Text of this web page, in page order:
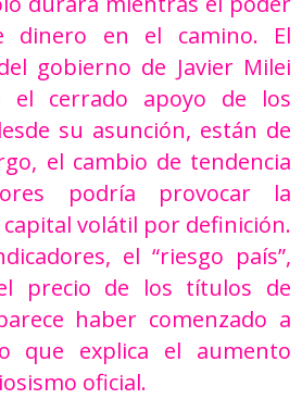
dinero en el camino. El
gobierno de Javier Milei
el cerrado apoyo de los
su asunción, están de
el cambio de tendencia
podría provocar la
volátil por definición.
el “riesgo país”,
precio de los títulos de
haber comenzado a
que explica el aumento
oficial.